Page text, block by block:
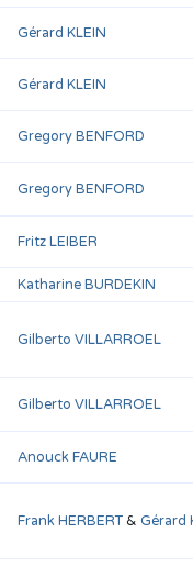
Gérard KLEIN
Gérard KLEIN
Gregory BENFORD
Gregory BENFORD
Fritz LEIBER
Katharine BURDEKIN
Gilberto VILLARROEL
Gilberto VILLARROEL
Anouck FAURE
Frank HERBERT&Gérard